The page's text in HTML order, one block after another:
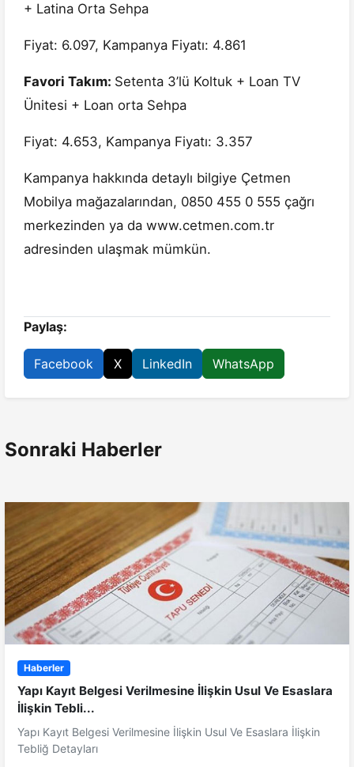
+ Latina Orta Sehpa
Fiyat: 6.097, Kampanya Fiyatı: 4.861
Favori Takım: Setenta 3’lü Koltuk + Loan TV
Ünitesi + Loan orta Sehpa
Fiyat: 4.653, Kampanya Fiyatı: 3.357
Kampanya hakkında detaylı bilgiye Çetmen
Mobilya mağazalarından, 0850 455 0 555 çağrı
merkezinden ya da www.cetmen.com.tr
adresinden ulaşmak mümkün.
Paylaş:
Facebook X LinkedIn WhatsApp
Sonraki Haberler
Haberler
Yapı Kayıt Belgesi Verilmesine İlişkin Usul Ve Esaslara
İlişkin Tebli...
Yapı Kayıt Belgesi Verilmesine İlişkin Usul Ve Esaslara İlişkin
Tebliğ Detayları